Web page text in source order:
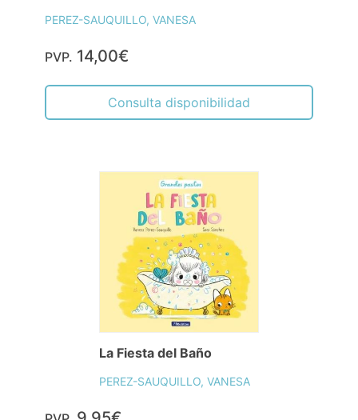
PEREZ-SAUQUILLO, VANESA
PVP. 14,00€
Consulta disponibilidad
La Fiesta del Baño
PEREZ-SAUQUILLO, VANESA